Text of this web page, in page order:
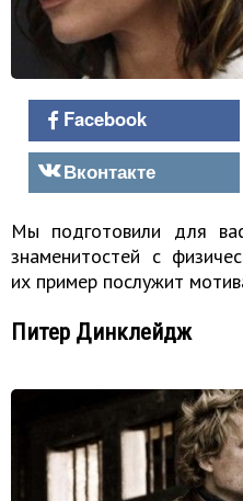
Facebook
Вконтакте
Мы подготовили для
знаменитостей с
их пример послужит
Питер Динклейдж